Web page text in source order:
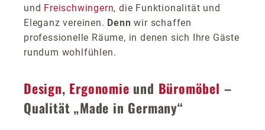
und Freischwingern, die Funktionalität und
Eleganz vereinen. Denn wir schaffen
professionelle Räume, in denen sich Ihre Gäste
rundum wohlfühlen.
Design, Ergonomie und Büromöbel –
Qualität „Made in Germany“